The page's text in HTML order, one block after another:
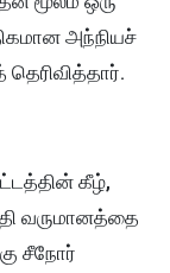
அந்நியச்
கீழ்,
வருமானத்தை
சீநோர்